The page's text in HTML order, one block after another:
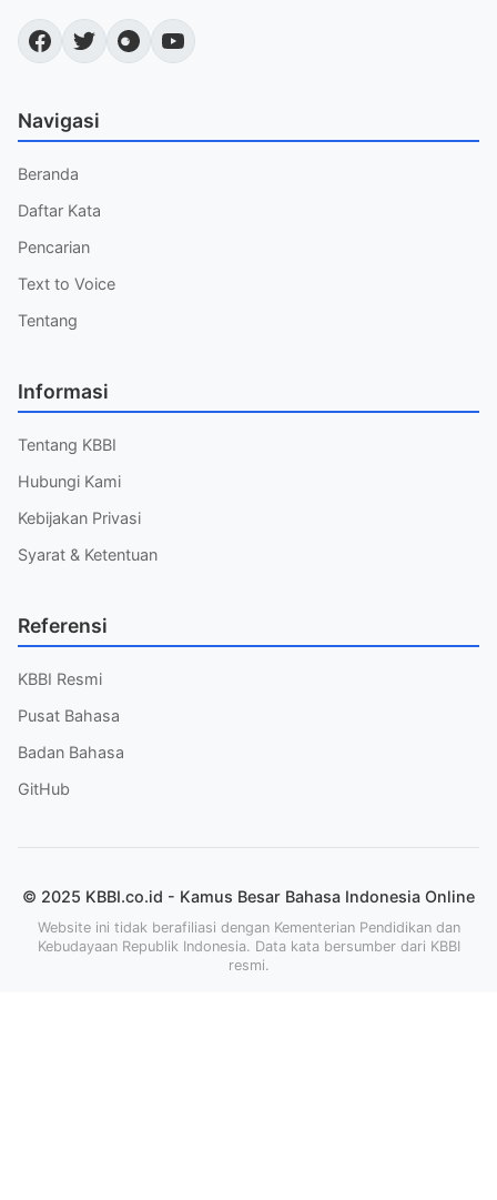
Navigasi
Beranda
Daftar Kata
Pencarian
Text to Voice
Tentang
Informasi
Tentang KBBI
Hubungi Kami
Kebijakan Privasi
Syarat & Ketentuan
Referensi
KBBI Resmi
Pusat Bahasa
Badan Bahasa
GitHub
© 2025 KBBI.co.id - Kamus Besar Bahasa Indonesia Online
Website ini tidak berafiliasi dengan Kementerian Pendidikan dan
Kebudayaan Republik Indonesia. Data kata bersumber dari KBBI
resmi.